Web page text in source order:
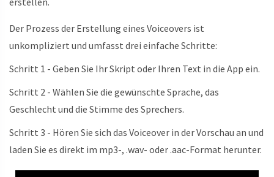
Der Prozess der Erstellung eines Voiceovers ist
unkompliziert und umfasst drei einfache Schritte:
Schritt 1 - Geben Sie Ihr Skript oder Ihren Text in die App ein.
Schritt 2 - Wählen Sie die gewünschte Sprache, das
Geschlecht und die Stimme des Sprechers.
Schritt 3 - Hören Sie sich das Voiceover in der Vorschau an und
laden Sie es direkt im mp3-, .wav- oder .aac-Format herunter.